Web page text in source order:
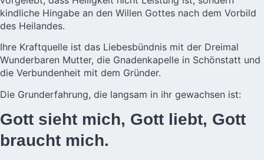
kindliche Hingabe an den Willen Gottes nach dem Vorbild
des Heilandes.
Ihre Kraftquelle ist das Liebesbündnis mit der Dreimal
Wunderbaren Mutter, die Gnadenkapelle in Schönstatt und
die Verbundenheit mit dem Gründer.
Die Grunderfahrung, die langsam in ihr gewachsen ist:
Gott sieht mich, Gott liebt, Gott
braucht mich.